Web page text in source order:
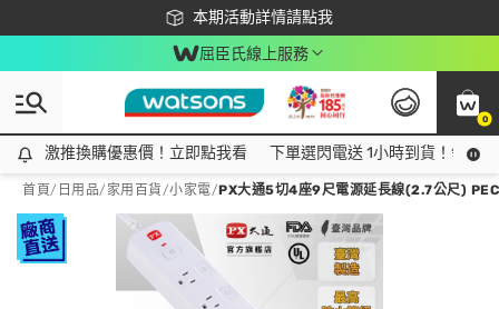
本期活動詳情請點我
下載app最高回饋$350
屈臣氏線上服務
0
激推換購優惠價！立即點我看
激推換購優惠價！立即點我看 下單選閃電送 1小時到貨！領神
首頁/ 日用品/ 家用百貨/小家電/PX大通5切4座9尺電源延長線(2.7公尺)